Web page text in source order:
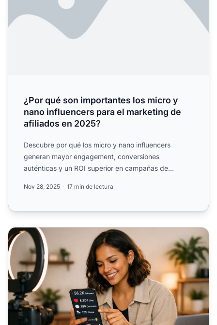
¿Por qué son importantes los micro y
nano influencers para el marketing de
afiliados en 2025?
Descubre por qué los micro y nano influencers
generan mayor engagement, conversiones
auténticas y un ROI superior en campañas de
Nov 28, 2025 17 min de lectura
¿Qué es un microinfluencer? Guía completa para un